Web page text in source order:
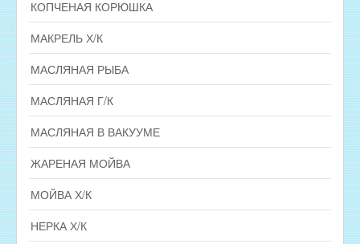
КОПЧЕНАЯ КОРЮШКА
МАКРЕЛЬ Х/К
МАСЛЯНАЯ РЫБА
МАСЛЯНАЯ Г/К
МАСЛЯНАЯ В ВАКУУМЕ
ЖАРЕНАЯ МОЙВА
МОЙВА Х/К
НЕРКА Х/К